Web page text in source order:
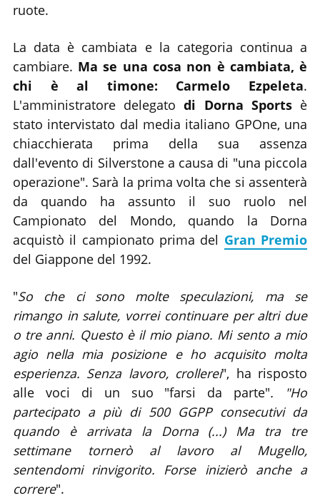
ruote.
La data è cambiata e la categoria continua a
cambiare. Ma se una cosa non è cambiata, è
chi è al timone: Carmelo Ezpeleta.
L'amministratore delegatodi Dorna Sportsè
stato intervistato dal media italiano GPOne, una
chiacchierata prima della sua assenza
dall'evento di Silverstone a causa di "una piccola
operazione". Sarà la prima volta che si assenterà
da quando ha assunto il suo ruolo nel
Campionato del Mondo, quando la Dorna
acquistò il campionato prima del Gran Premio
del Giappone del 1992.
"So che ci sono molte speculazioni, ma se
rimango in salute, vorrei continuare per altri due
o tre anni. Questo è il mio piano. Mi sento a mio
agio nella mia posizione e ho acquisito molta
esperienza. Senza lavoro, crollerei", ha risposto
alle voci di un suo "farsi da parte". "Ho
partecipato a più di 500 GGPP consecutivi da
quando è arrivata la Dorna (...) Ma tra tre
settimane tornerò al lavoro al Mugello,
sentendomi rinvigorito. Forse inizierò anche a
correre".